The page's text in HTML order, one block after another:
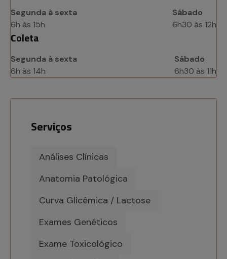
Segunda à sexta
6h às 15h
Sábado
6h30 às 12h
Coleta
Segunda à sexta
6h às 14h
Sábado
6h30 às 11h
Serviços
Análises Clínicas
Anatomia Patológica
Curva Glicêmica / Lactose
Exames Genéticos
Exame Toxicológico